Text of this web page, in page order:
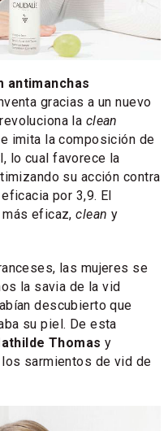
antimanchas
gracias a un nuevo
la clean
imita la composición de
lo cual favorece la
su acción contra
por 3,9. El
más eficaz,clean y
las mujeres se
la savia de la vid
descubierto que
su piel. De esta
Thomas y
sarmientos de vid de